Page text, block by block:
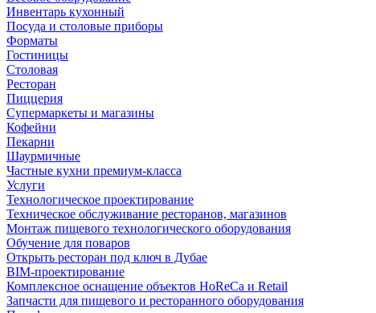
Инвентарь кухонный
Посуда и столовые приборы
Форматы
Гостиницы
Столовая
Ресторан
Пиццерия
Супермаркеты и магазины
Кофейни
Пекарни
Шаурмичные
Частные кухни премиум-класса
Услуги
Технологическое проектирование
Техническое обслуживание ресторанов, магазинов
Монтаж пищевого технологического оборудования
Обучение для поваров
Открыть ресторан под ключ в Дубае
BIM-проектирование
Комплексное оснащение объектов HoReCa и Retail
Запчасти для пищевого и ресторанного оборудования